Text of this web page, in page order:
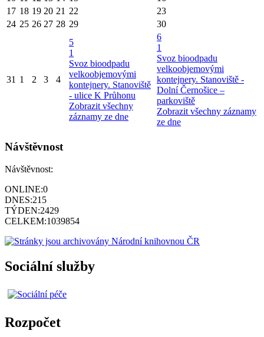
17 18 19 20 21 22
23
24 25 26 27 28 29 30
31 1 2 3 4
5
1
Svoz bioodpadu
velkoobjemovými
kontejnery. Stanoviště
- ulice K Průhonu
Zobrazit všechny
záznamy ze dne
6
1
Svoz bioodpadu
velkoobjemovými
kontejnery. Stanoviště -
Dolní Černošice –
parkoviště
Zobrazit všechny záznamy
ze dne
Návštěvnost
Návštěvnost:
ONLINE:0
DNES:215
TÝDEN:2429
CELKEM:1039854
Sociální služby
Rozpočet